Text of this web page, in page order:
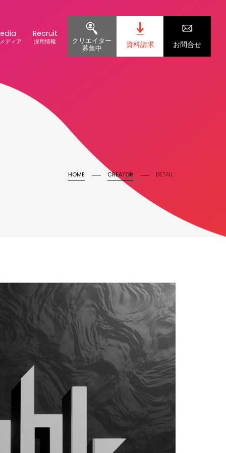
ディア
Recruit
採用情報
クリエイター
募集中
資料請求 お問合せ
HOME CREATOR DETAIL